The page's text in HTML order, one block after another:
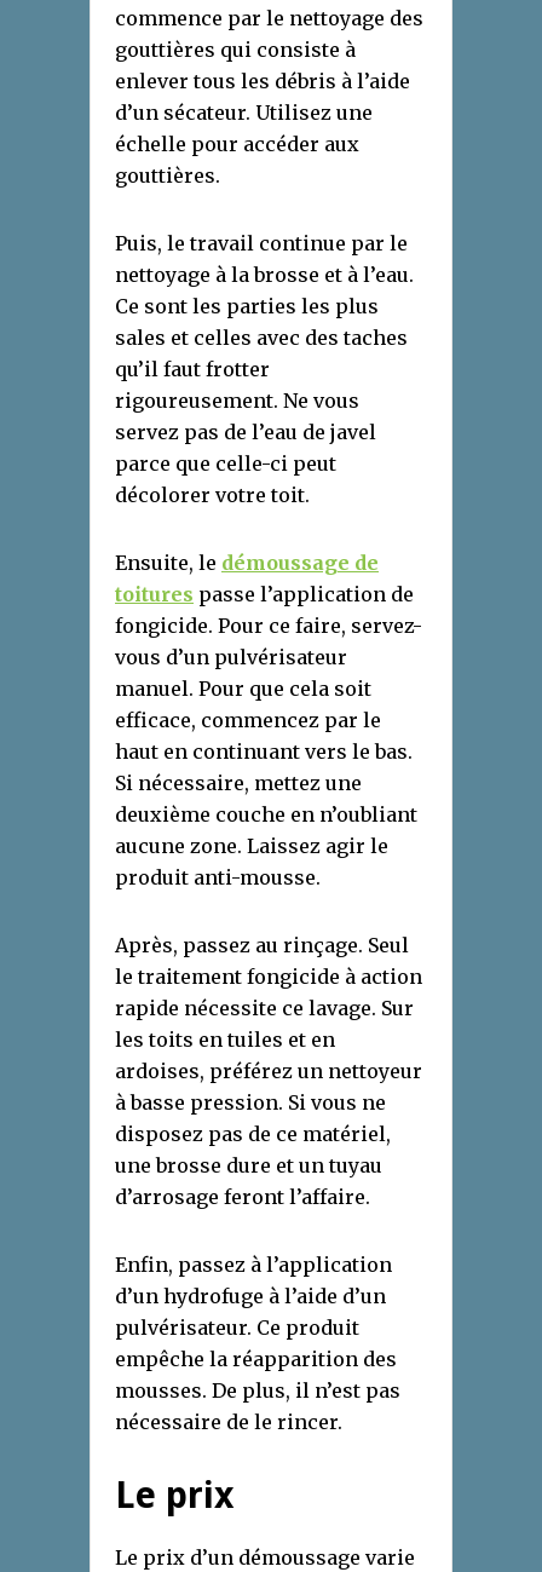
commence par le nettoyage des
gouttières qui consiste à
enlever tous les débris à l’aide
d’un sécateur. Utilisez une
échelle pour accéder aux
gouttières.
Puis, le travail continue par le
nettoyage à la brosse et à l’eau.
Ce sont les parties les plus
sales et celles avec des taches
qu’il faut frotter
rigoureusement. Ne vous
servez pas de l’eau de javel
parce que celle-ci peut
décolorer votre toit.
Ensuite, le démoussage de
toitures passe l’application de
fongicide. Pour ce faire, servez-
vous d’un pulvérisateur
manuel. Pour que cela soit
efficace, commencez par le
haut en continuant vers le bas.
Si nécessaire, mettez une
deuxième couche en n’oubliant
aucune zone. Laissez agir le
produit anti-mousse.
Après, passez au rinçage. Seul
le traitement fongicide à action
rapide nécessite ce lavage. Sur
les toits en tuiles et en
ardoises, préférez un nettoyeur
à basse pression. Si vous ne
disposez pas de ce matériel,
une brosse dure et un tuyau
d’arrosage feront l’affaire.
Enfin, passez à l’application
d’un hydrofuge à l’aide d’un
pulvérisateur. Ce produit
empêche la réapparition des
mousses. De plus, il n’est pas
nécessaire de le rincer.
Le prix
Le prix d’un démoussage varie